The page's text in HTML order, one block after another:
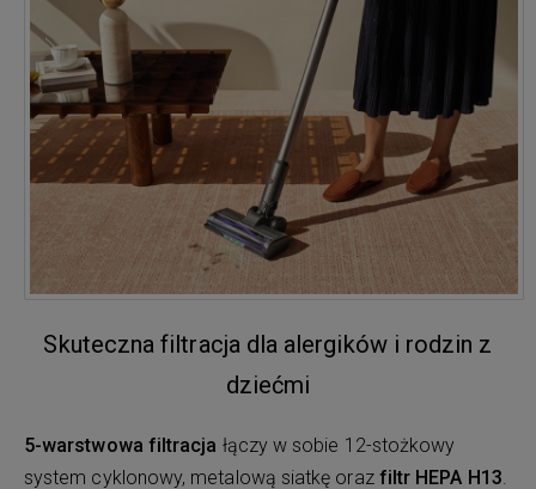
Skuteczna filtracja dla alergików i rodzin z
dziećmi
5-warstwowa filtracja łączy w sobie 12-stożkowy
system cyklonowy, metalową siatkę oraz filtr HEPA H13